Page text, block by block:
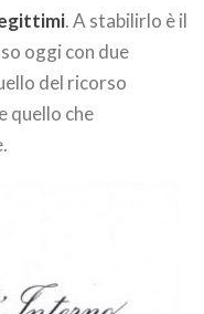
. A stabilirlo è il
oggi con due
del ricorso
quello che